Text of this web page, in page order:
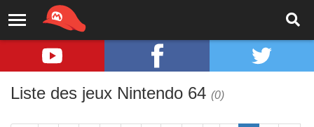
Liste des jeux Nintendo 64 (0)